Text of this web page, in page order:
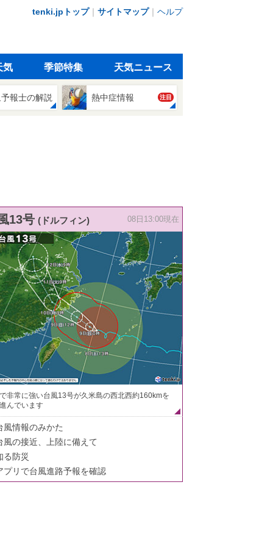
tenki.jpトップ｜ サイトマップ｜ ヘルプ
気 季節特集 天気ニュース
報士の解説 熱中症情報 注目
13号 (ドルフィン) 08日13:00現在
非常に強い台風13号が久米島の西北西約160kmを
んでいます
風情報のみかた
風の接近、上陸に備えて
る防災
プリで台風進路予報を確認